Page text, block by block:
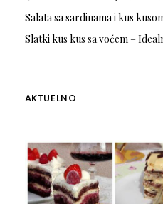
Salata sa sardinama i kus
Slatki kus kus sa voćem –
AKTUELNO